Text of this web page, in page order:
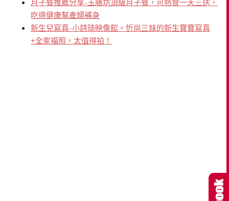
月子餐推薦分享-玉膳坊頂級月子餐，可熱食一天三送，
吃得健康幫產婦補身
新生兒寫真-小詩琦映像館。忻尚三妹的新生寶寶寫真
+全家福照，太值得拍！